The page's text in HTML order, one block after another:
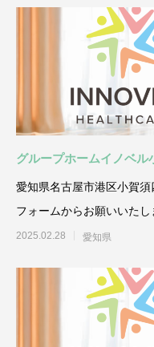
グループホームイノベル
愛知県名古屋市港区小賀
フォームからお願いいたし
2025.02.28 愛知県